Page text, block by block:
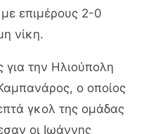
επιμέρους 2-0
νίκη.
την Ηλιούπολη
ο οποίος
γκολ της ομάδας
οι Ιωάννης